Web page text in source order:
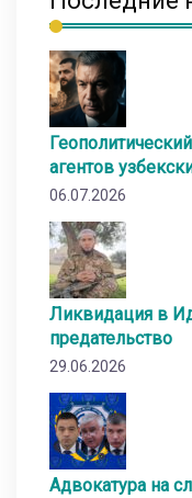
агентов
06.07.2026
Ликвидация в
предательство
29.06.2026
Адвокатура на